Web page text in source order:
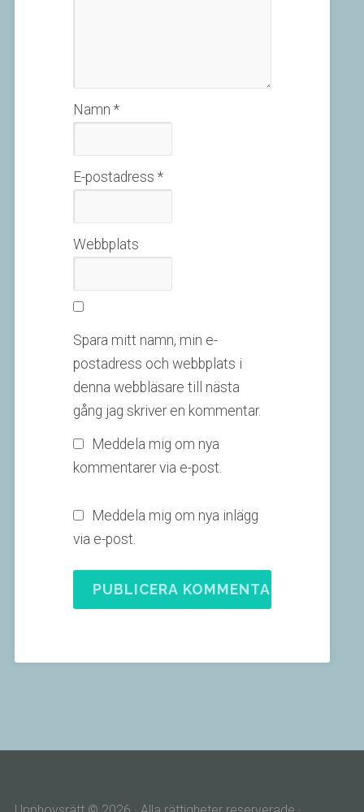
Namn *
E-postadress *
Webbplats
Spara mitt namn, min e-
postadress och webbplats i
denna webbläsare till nästa
gång jag skriver en kommentar.
Meddela mig om nya
kommentarer via e-post.
Meddela mig om nya inlägg
via e-post.